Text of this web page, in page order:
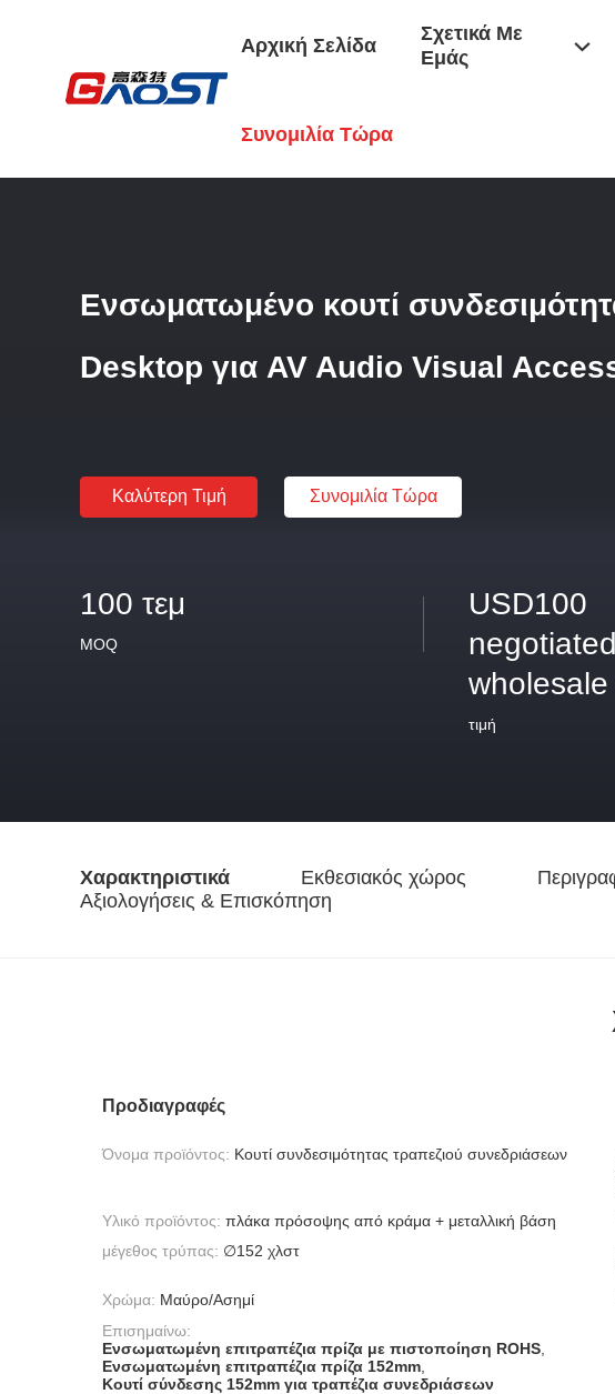
Αρχική Σελίδα
Σχετικά Με
Εμάς
Συνομιλία Τώρα
Ενσωματωμένο κουτί
Desktop για AV Audio Visual
Καλύτερη Τιμή Συνομιλία Τώρα
100 τεμ
MOQ
USD100
τιμή
Χαρακτηριστικά Εκθεσιακός χώρος
Αξιολογήσεις & Επισκόπηση
Προδιαγραφές
Όνομα προϊόντος: Κουτί συνδεσιμότητας τραπεζιού συνεδριάσεων
Υλικό προϊόντος: πλάκα πρόσοψης από κράμα + μεταλλική βάση
μέγεθος τρύπας: ∅152 χλστ
Χρώμα: Μαύρο/Ασημί
Επισημαίνω:
Ενσωματωμένη επιτραπέζια πρίζα με πιστοποίηση ROHS
Ενσωματωμένη επιτραπέζια πρίζα 152mm
Κουτί σύνδεσης 152mm για τραπέζια συνεδριάσεων